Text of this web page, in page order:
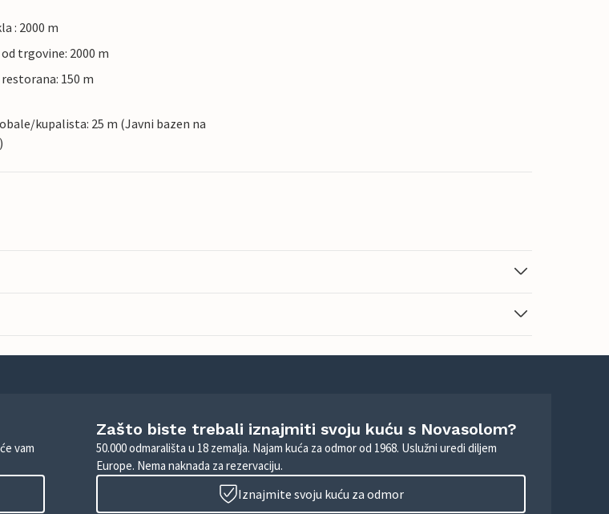
: 2000 m
trgovine: 2000 m
150 m
kupalista: 25 m (Javni bazen na
vam
Zašto biste trebali iznajmiti svoju kuću s Novasolom?
50.000 odmarališta u 18 zemalja. Najam kuća za odmor od 1968. Uslužni uredi diljem
Europe. Nema naknada za rezervaciju.
Iznajmite svoju kuću za odmor